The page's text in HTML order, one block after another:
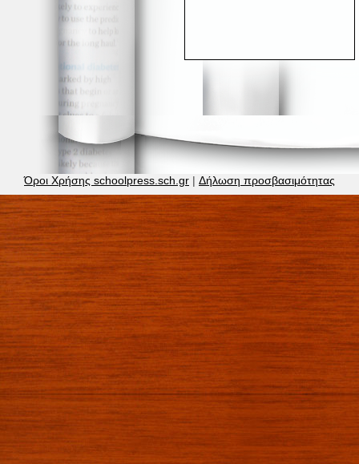
Όροι Χρήσης schoolpress.sch.gr | Δήλωση προσβασιμότητας